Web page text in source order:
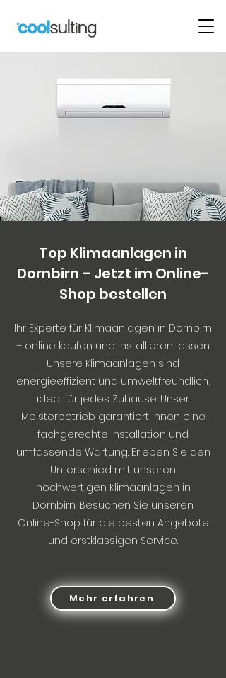
Top Klimaanlagen in
Dornbirn – Jetzt im Online-
Shop bestellen
Ihr Experte für Klimaanlagen in Dornbirn
– online kaufen und installieren lassen.
Unsere Klimaanlagen sind
energieeffizient und umweltfreundlich,
ideal für jedes Zuhause. Unser
Meisterbetrieb garantiert Ihnen eine
fachgerechte Installation und
umfassende Wartung. Erleben Sie den
Unterschied mit unseren
hochwertigen Klimaanlagen in
Dornbirn. Besuchen Sie unseren
Online-Shop für die besten Angebote
und erstklassigen Service.
Mehr erfahren